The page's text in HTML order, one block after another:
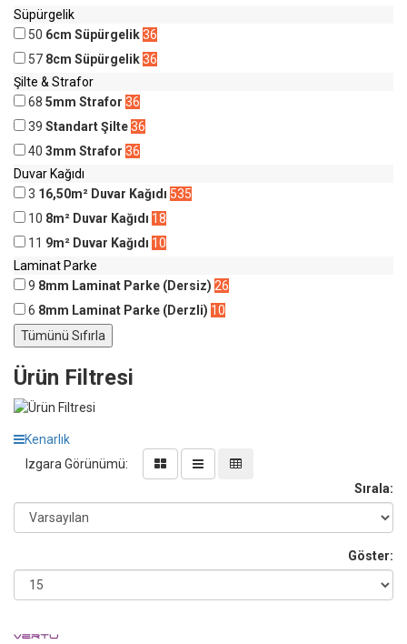
Süpürgelik
50 6cm Süpürgelik36
57 8cm Süpürgelik36
Şilte & Strafor
68 5mm Strafor 36
39 Standart Şilte36
40 3mm Strafor 36
Duvar Kağıdı
3 16,50m² Duvar Kağıdı 535
10 8m² Duvar Kağıdı 18
11 9m² Duvar Kağıdı 10
Laminat Parke
9 8mm Laminat Parke (Dersiz) 26
6 8mm Laminat Parke (Derzli) 10
Ürün Filtresi
Kenarlık
Izgara Görünümü:
Sırala:
Göster: